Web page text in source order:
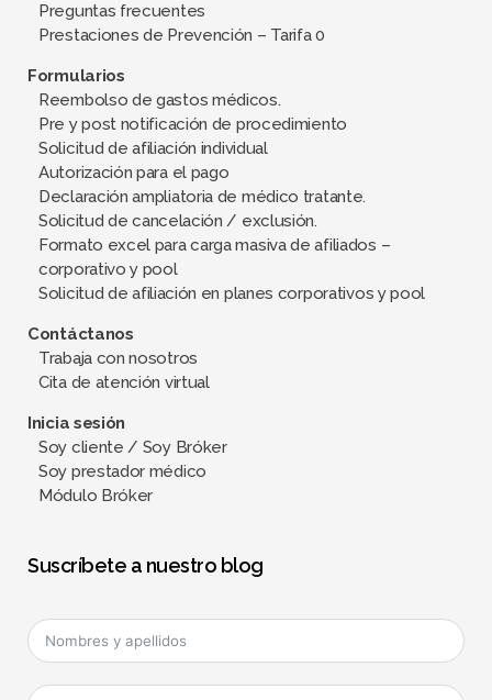
Preguntas frecuentes
Prestaciones de Prevención – Tarifa 0
Formularios
Reembolso de gastos médicos.
Pre y post notificación de procedimiento
Solicitud de afiliación individual
Autorización para el pago
Declaración ampliatoria de médico tratante.
Solicitud de cancelación / exclusión.
Formato excel para carga masiva de afiliados –
corporativo y pool
Solicitud de afiliación en planes corporativos y pool
Contáctanos
Trabaja con nosotros
Cita de atención virtual
Inicia sesión
Soy cliente / Soy Bróker
Soy prestador médico
Módulo Bróker
Suscríbete a nuestro blog